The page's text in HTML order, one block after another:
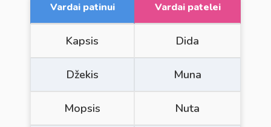
Vardai patinui Vardai patelei
Kapsis Dida
Džekis Muna
Mopsis Nuta